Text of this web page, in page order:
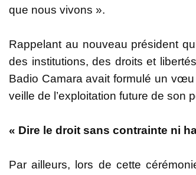
que nous vivons ».
Rappelant au nouveau président
des institutions, des droits et
Badio Camara avait formulé un
veille de l’exploitation future de son
« Dire le droit sans contrainte ni
Par ailleurs, lors de cette